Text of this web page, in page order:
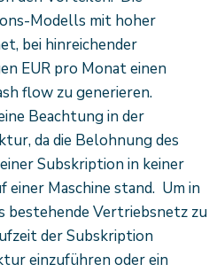
Modells mit hoher
bei hinreichender
EUR pro Monat einen
flow zu generieren.
Beachtung in der
da die Belohnung des
Subskription in keiner
einer Maschine stand. Um in
bestehende Vertriebsnetz zu
der Subskription
einzuführen oder ein